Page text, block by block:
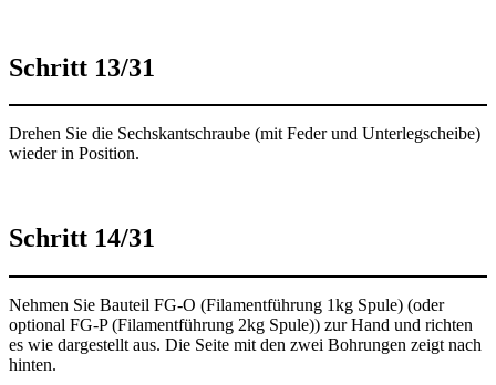
Schritt 13/31
Drehen Sie die Sechskantschraube (mit Feder und Unterlegscheibe)
wieder in Position.
Schritt 14/31
Nehmen Sie Bauteil FG-O (Filamentführung 1kg Spule) (oder
optional FG-P (Filamentführung 2kg Spule)) zur Hand und richten
es wie dargestellt aus. Die Seite mit den zwei Bohrungen zeigt nach
hinten.